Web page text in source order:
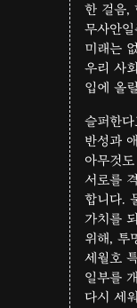
한 걸음,
무사안
미래는
우리 사
입에 올
슬퍼한
반성과
아무것
서로를
합니다.
가치를
위해, 투
세월호
일부를
다시 세